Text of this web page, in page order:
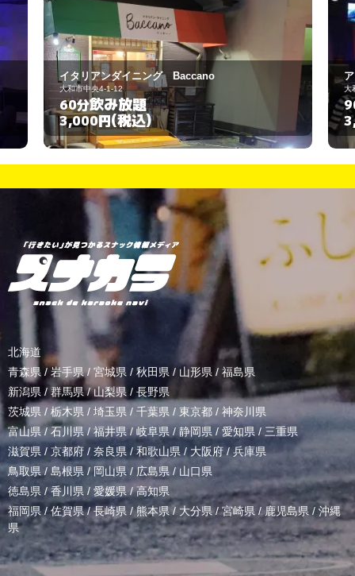
イタリアンダイニング Baccano
大和市中央4-1-12
60分飲み放題
3,000円(税込)
大
北海道
青森県 / 岩手県/ 宮城県 / 秋田県 / 山形県/ 福島県
新潟県 /群馬県/山梨県 / 長野県
茨城県 / 栃木県 / 埼玉県 / 千葉県 / 東京都 / 神奈川県
富山県 /石川県/福井県/岐阜県 / 静岡県 / 愛知県 / 三重県
滋賀県 / 京都府 / 奈良県 / 和歌山県/ 大阪府 /兵庫県
鳥取県/ 島根県 /岡山県/ 広島県 / 山口県
徳島県 /香川県 / 愛媛県/高知県
福岡県/佐賀県/長崎県 /熊本県/ 大分県/宮崎県 /鹿児島県 / 沖縄
県